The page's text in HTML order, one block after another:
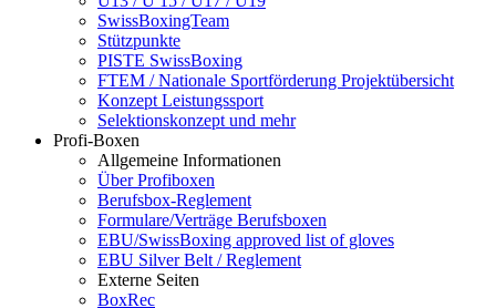
SwissBoxingTeam
Stützpunkte
PISTE SwissBoxing
FTEM / Nationale Sportförderung Projektübersicht
Konzept Leistungssport
Selektionskonzept und mehr
Profi-Boxen
Allgemeine Informationen
Über Profiboxen
Berufsbox-Reglement
Formulare/Verträge Berufsboxen
EBU/SwissBoxing approved list of gloves
EBU Silver Belt / Reglement
Externe Seiten
BoxRec